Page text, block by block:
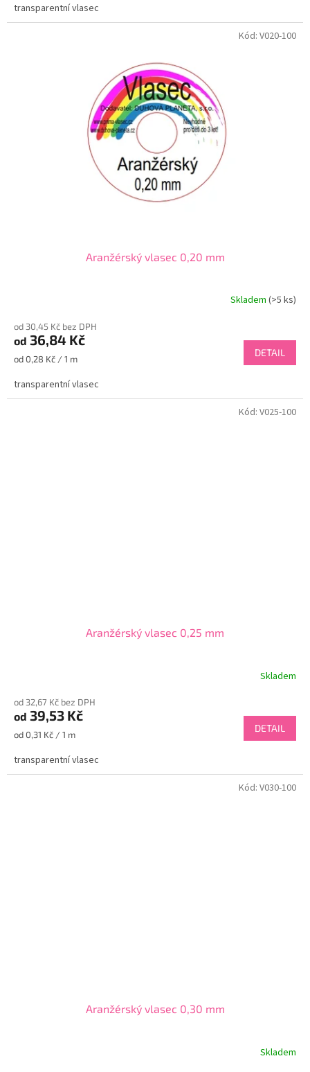
transparentní vlasec
Aranžérský vlasec 0,20 mm
Skladem (>5 ks)
od 30,45 Kč bez DPH
od 36,84 Kč
Měrná
od 0,28 Kč / 1 m
DETAIL
transparentní vlasec
Kód: V020-100
Aranžérský vlasec 0,25 mm
Skladem
od 32,67 Kč bez DPH
od 39,53 Kč
Měrná
od 0,31 Kč / 1 m
DETAIL
transparentní vlasec
Kód: V025-100
Aranžérský vlasec 0,30 mm
Skladem
Kód: V030-100